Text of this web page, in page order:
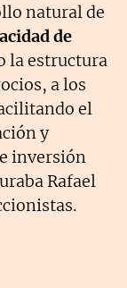
natural de
de
la estructura
a los
el
y
inversión
Rafael